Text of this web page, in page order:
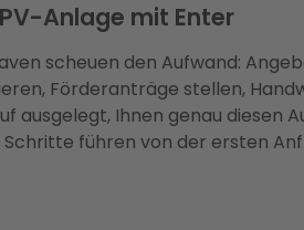
Anlage mit Enter
scheuen den Aufwand:
Förderanträge stellen,
ausgelegt, Ihnen genau diesen
führen von der ersten